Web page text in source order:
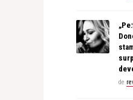
de